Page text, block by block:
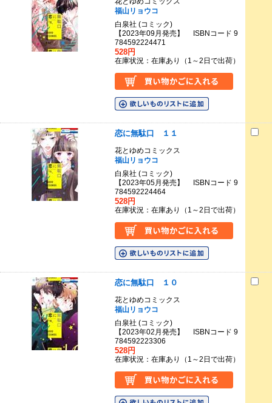
福山リョウコ
白泉社 (コミック)
【2023年09月発売】 ISBNコード 9
784592224471
528円
在庫状況：在庫あり（1～2日で出荷）
恋に無駄口 １１
花とゆめコミックス
福山リョウコ
白泉社 (コミック)
【2023年05月発売】 ISBNコード 9
784592224464
528円
在庫状況：在庫あり（1～2日で出荷）
恋に無駄口 １０
花とゆめコミックス
福山リョウコ
白泉社 (コミック)
【2023年02月発売】 ISBNコード 9
784592223306
528円
在庫状況：在庫あり（1～2日で出荷）